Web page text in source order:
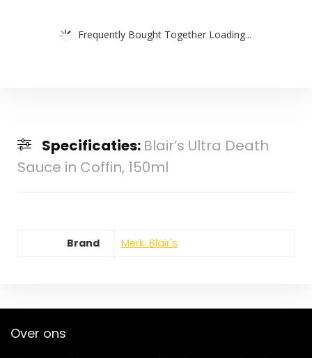
Frequently Bought Together Loading...
Specificaties: Blair’s Ultra Death
Sauce in Coffin, 150ml
Brand Merk: Blair's
Over ons